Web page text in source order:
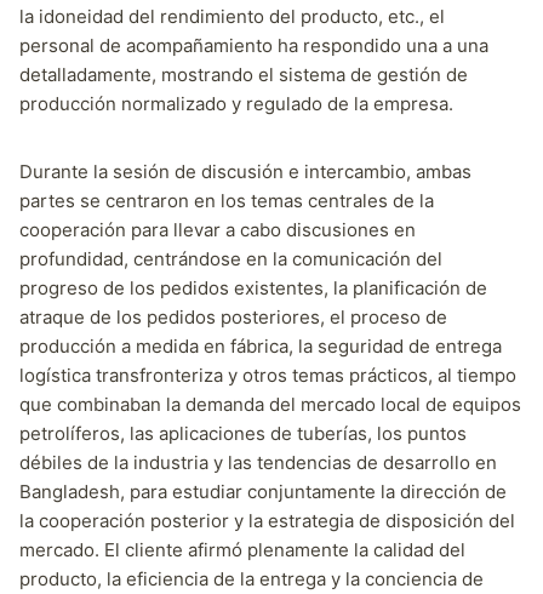
la idoneidad del rendimiento del producto, etc., el
personal de acompañamiento ha respondido una a una
detalladamente, mostrando el sistema de gestión de
producción normalizado y regulado de la empresa.
Durante la sesión de discusión e intercambio, ambas
partes se centraron en los temas centrales de la
cooperación para llevar a cabo discusiones en
profundidad, centrándose en la comunicación del
progreso de los pedidos existentes, la planificación de
atraque de los pedidos posteriores, el proceso de
producción a medida en fábrica, la seguridad de entrega
logística transfronteriza y otros temas prácticos, al tiempo
que combinaban la demanda del mercado local de equipos
petrolíferos, las aplicaciones de tuberías, los puntos
débiles de la industria y las tendencias de desarrollo en
Bangladesh, para estudiar conjuntamente la dirección de
la cooperación posterior y la estrategia de disposición del
mercado. El cliente afirmó plenamente la calidad del
producto, la eficiencia de la entrega y la conciencia de